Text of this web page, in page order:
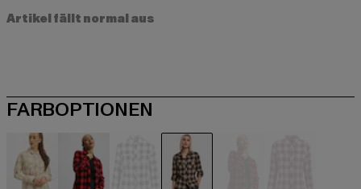
Artikel fällt normal aus
FARBOPTIONEN